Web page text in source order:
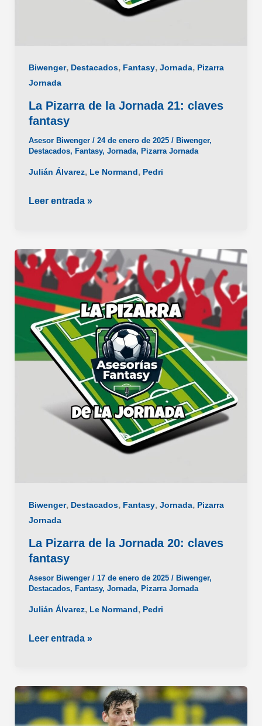
Biwenger, Destacados, Fantasy, Jornada, Pizarra
Jornada
La Pizarra de la Jornada 21: claves
fantasy
Asesor Biwenger / 24 de enero de 2025 / Biwenger,
Destacados, Fantasy, Jornada, Pizarra Jornada
Julián Álvarez, Le Normand, Pedri
La
Jornada
21:
claves
fantasy
Leer entrada »
Biwenger, Destacados, Fantasy, Jornada, Pizarra
Jornada
La Pizarra de la Jornada 20: claves
fantasy
Asesor Biwenger / 17 de enero de 2025 / Biwenger,
Destacados, Fantasy, Jornada, Pizarra Jornada
Julián Álvarez, Le Normand, Pedri
La
Jornada
Leer entrada »